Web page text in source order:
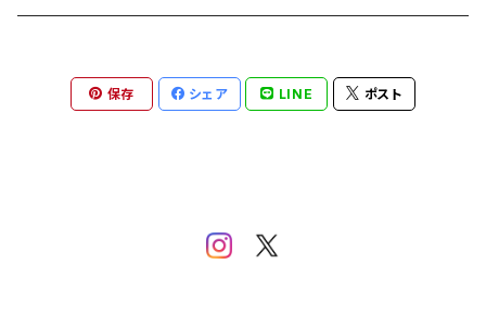
テーラードジャケット
スラックス
トップス
保存 シェア LINE ポスト